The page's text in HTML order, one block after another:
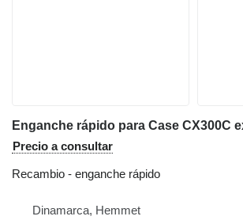
Enganche rápido para Case CX300C
Precio a consultar
Recambio - enganche rápido
Dinamarca, Hemmet